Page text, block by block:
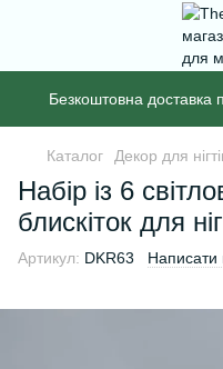
Безкоштовна доставка
Каталог Декор для
Набір із 6
блискіток для
Артикул: DKR63 Написати